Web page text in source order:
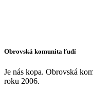
Obrovská komunita ľudí
Je nás kopa. Obrovská
roku 2006.